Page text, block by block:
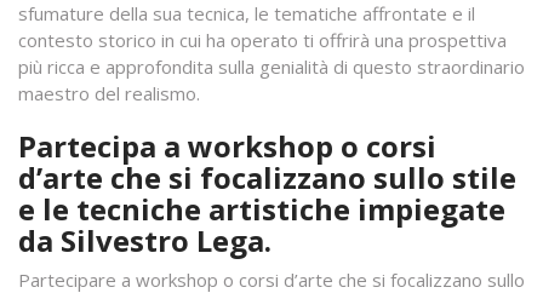
sfumature della sua tecnica, le tematiche affrontate e il
contesto storico in cui ha operato ti offrirà una prospettiva
più ricca e approfondita sulla genialità di questo straordinario
maestro del realismo.
Partecipa a workshop o corsi
d’arte che si focalizzano sullo stile
e le tecniche artistiche impiegate
da Silvestro Lega.
Partecipare a workshop o corsi d’arte che si focalizzano sullo